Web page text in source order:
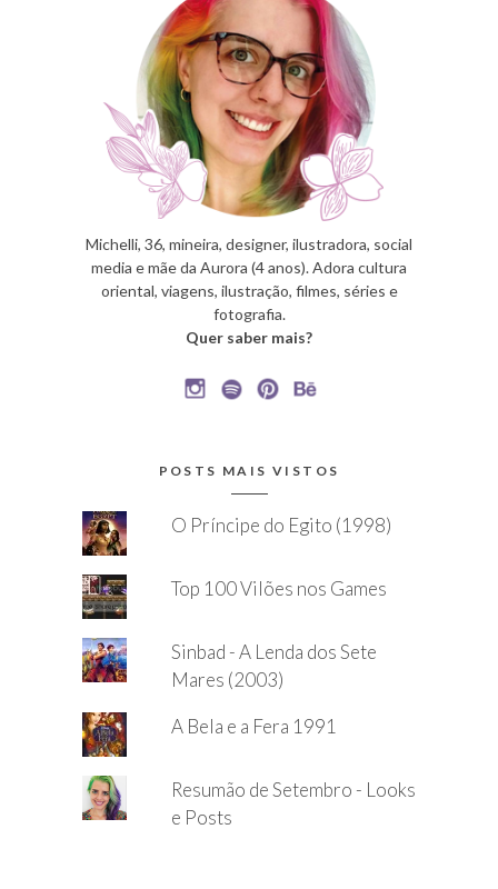
Michelli, 36, mineira, designer, ilustradora, social
media e mãe da Aurora (4 anos). Adora cultura
oriental, viagens, ilustração, filmes, séries e
fotografia.
Quer saber mais?
POSTS MAIS VISTOS
O Príncipe do Egito (1998)
Top 100 Vilões nos Games
Sinbad - A Lenda dos Sete
Mares (2003)
A Bela e a Fera 1991
Resumão de Setembro - Looks
e Posts